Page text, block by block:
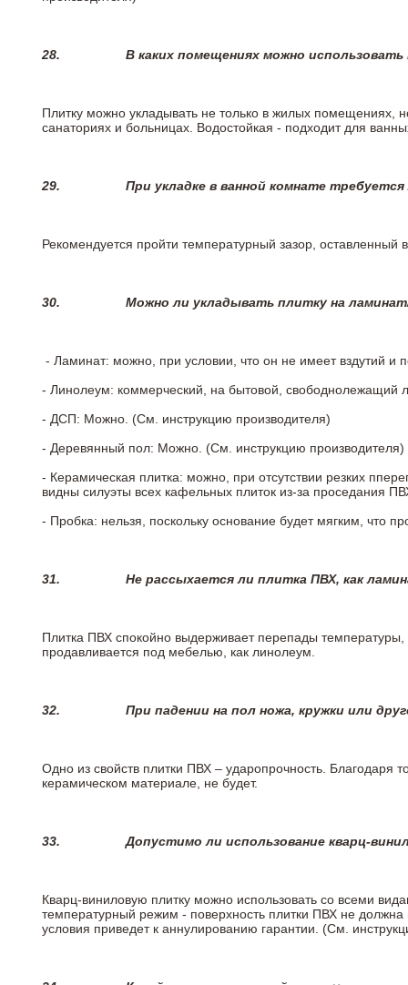
28. В каких помещениях можно
Плитку можно укладывать не только в жилых помещениях,
санаториях и больницах. Водостойкая - подходит для
29. При укладке в ванной комнате
Рекомендуется пройти температурный зазор,
30. Можно ли укладывать плитку на
- Ламинат: можно, при условии, что он не имеет вздутий
- Линолеум: коммерческий, на бытовой, свободнолежащий
- ДСП: Можно. (См. инструкцию производителя)
- Деревянный пол: Можно. (См. инструкцию производителя)
- Керамическая плитка: можно, при отсутствии резких
видны силуэты всех кафельных плиток из-за проседания
- Пробка: нельзя, поскольку основание будет мягким, что
31. Не рассыхается ли плитка ПВХ, как
Плитка ПВХ спокойно выдерживает перепады температуры,
продавливается под мебелью, как линолеум.
32. При падении на пол ножа, кружки или
Одно из свойств плитки ПВХ – ударопрочность. Благодаря
керамическом материале, не будет.
33.Допустимо ли использование кварц-
Кварц-виниловую плитку можно использовать со всеми
температурный режим - поверхность плитки ПВХ не
условия приведет к аннулированию гарантии. (См.